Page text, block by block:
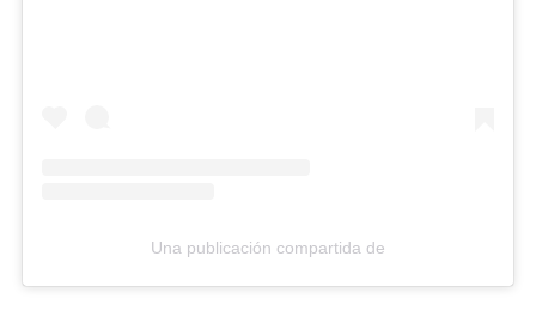
Una publicación compartida de